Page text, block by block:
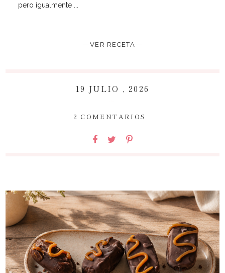
pero igualmente ...
―VER RECETA―
19 JULIO , 2026
2 COMENTARIOS